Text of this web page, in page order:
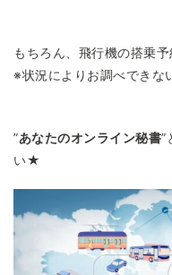
もちろん、飛行機の搭乗予
※状況によりお調べできな
”あなたのオンライン秘書”
い★